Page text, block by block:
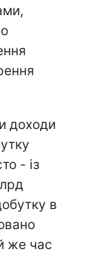
доходи
- із
в
же час